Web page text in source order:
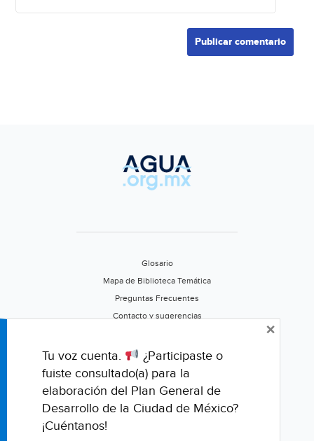
Glosario
Mapa de Biblioteca Temática
Preguntas Frecuentes
Contacto y sugerencias
Califica este portal
Tu voz cuenta.
¿Participaste o
fuiste consultado(a) para la
elaboración del Plan General de
Desarrollo de la Ciudad de México?
¡Cuéntanos!
×